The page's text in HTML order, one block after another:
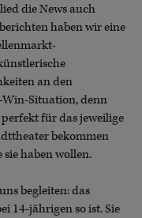
die News auch
haben wir eine
an den
Win-Situation, denn
für das jeweilige
bekommen
sie haben wollen.
begleiten: das
14-jährigen so ist. Sie